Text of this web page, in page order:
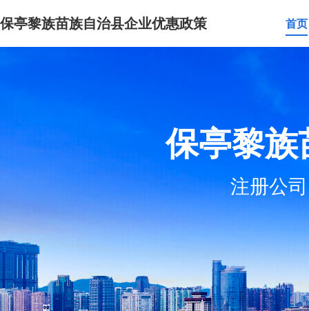
保亭黎族苗族自治县企业优惠政策 首页
保亭黎
注册公